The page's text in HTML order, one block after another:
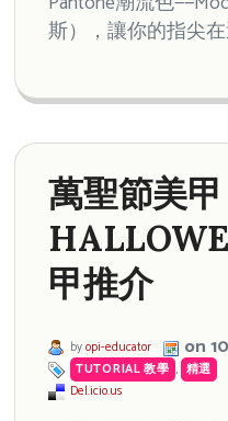
斯），讓你的指尖
萬聖節美
甲推介
byopi-educator on
TUTORIAL 教學 , 精選
Del.icio.us